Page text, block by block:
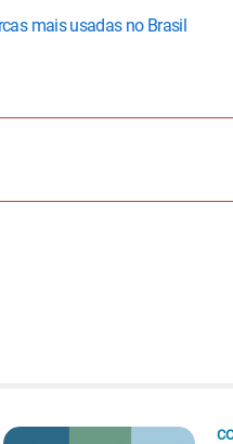
mais usadas no Brasil